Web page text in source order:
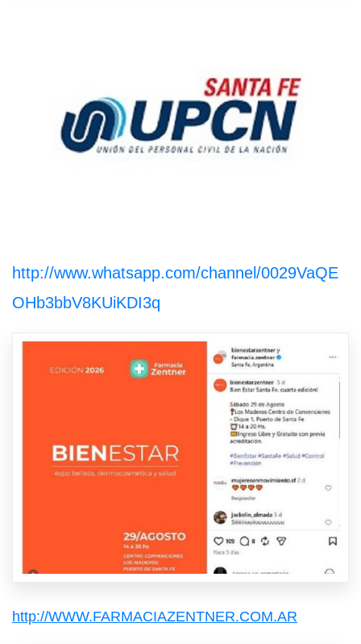
http://www.whatsapp.com/channel/0029VaQE
OHb3bbV8KUiKDI3q
http://WWW.FARMACIAZENTNER.COM.AR